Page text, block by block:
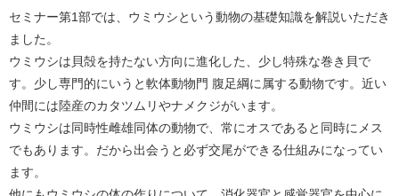
セミナー第1部では、ウミウシという動物の基礎知識を解説いただき
ました。
ウミウシは貝殻を持たない方向に進化した、少し特殊な巻き貝で
す。少し専門的にいうと軟体動物門 腹足綱に属する動物です。近い
仲間には陸産のカタツムリやナメクジがいます。
ウミウシは同時性雌雄同体の動物で、常にオスであると同時にメス
でもあります。だから出会うと必ず交尾ができる仕組みになってい
ます。